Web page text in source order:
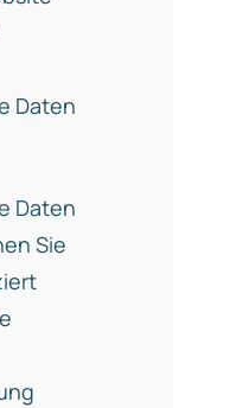
Daten
Daten
Sie